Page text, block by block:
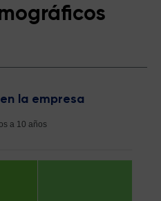
la empresa
a 10 años